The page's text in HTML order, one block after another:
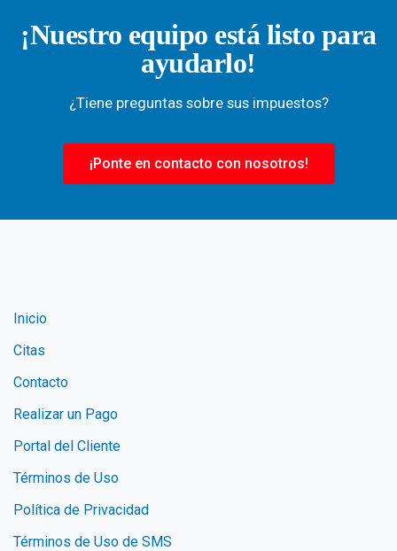
¡Nuestro equipo está listo para
ayudarlo!
¿Tiene preguntas sobre sus impuestos?
¡Ponte en contacto con nosotros!
Inicio
Citas
Contacto
Realizar un Pago
Portal del Cliente
Términos de Uso
Política de Privacidad
Términos de Uso de SMS